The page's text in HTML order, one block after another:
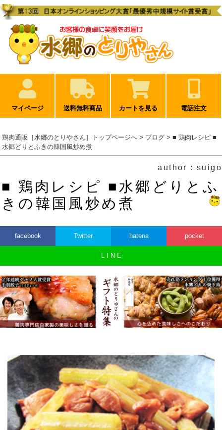
マイページ 送料無料商品 カートを見る 電話注文
鶏肉通販［水郷のとりやさん］トップページへ > ブログ > ■ 鶏肉レシピ ■
水郷どりとふきの韓国風炒め煮
author : suigo
■ 鶏肉レシピ ■水郷どりとふ
きの韓国風炒め煮
facebook Twitter hatena pocket
L I N E